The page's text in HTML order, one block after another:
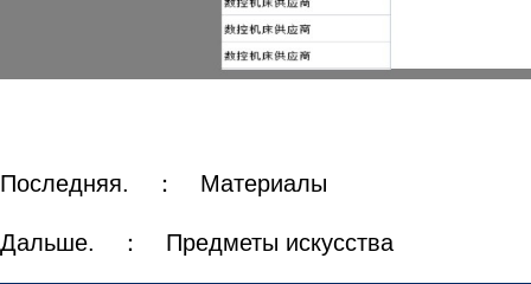
Последняя. ： Материалы
Дальше. ： Предметы искусства